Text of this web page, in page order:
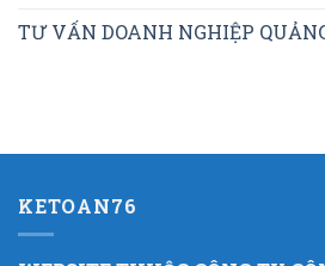
TƯ VẤN DOANH NGHIỆP
KETOAN76